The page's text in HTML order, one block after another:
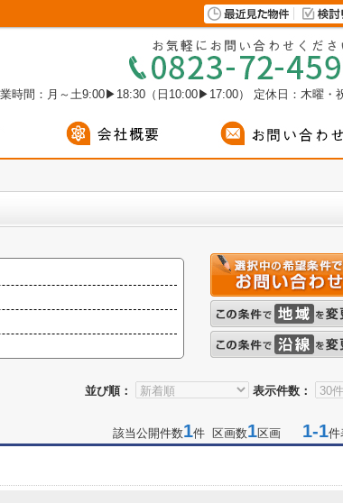
時間：月～土9:00▶18:30（日10:00▶17:00） 定休日：木曜・
並び順： 表示件数：
該当公開件数1件 区画数1区画 1-1件